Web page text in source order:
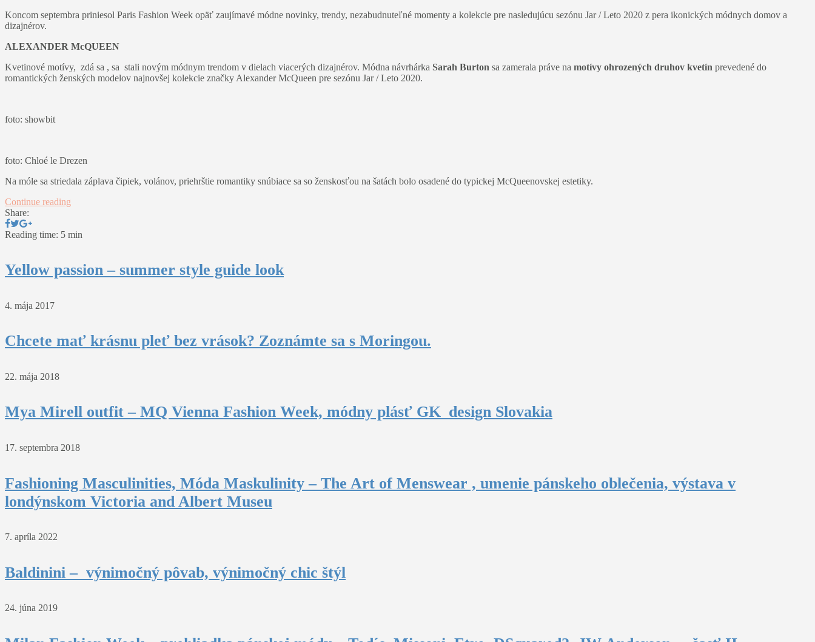
Koncom septembra priniesol Paris Fashion Week opäť zaujímavé módne novinky, trendy, nezabudnuteľné momenty a kolekcie pre nasledujúcu sezónu Jar / Leto 2020 z pera ikonických módnych domov a
dizajnérov.
ALEXANDER McQUEEN
Kvetinové motívy, zdá sa , sa stali novým módnym trendom v dielach viacerých dizajnérov. Módna návrhárka Sarah Burton sa zamerala práve na motívy ohrozených druhov kvetín prevedené do
romantických ženských modelov najnovšej kolekcie značky Alexander McQueen pre sezónu Jar / Leto 2020.
foto: showbit
foto: Chloé le Drezen
Na móle sa striedala záplava čipiek, volánov, priehrštie romantiky snúbiace sa so ženskosťou na šatách bolo osadené do typickej McQueenovskej estetiky.
Continue reading
Share:
Reading time: 5 min
Yellow passion – summer style guide look
4. mája 2017
Chcete mať krásnu pleť bez vrások? Zoznámte sa s Moringou.
22. mája 2018
Mya Mirell outfit – MQ Vienna Fashion Week, módny plásť GK_design Slovakia
17. septembra 2018
Fashioning Masculinities, Móda Maskulinity – The Art of Menswear , umenie pánskeho oblečenia, výstava v
londýnskom Victoria and Albert Museu
7. apríla 2022
Baldinini – výnimočný pôvab, výnimočný chic štýl
24. júna 2019